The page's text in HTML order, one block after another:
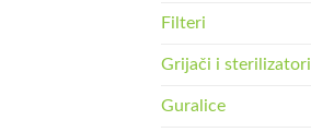
Filteri
Grijači i sterilizatori
Guralice